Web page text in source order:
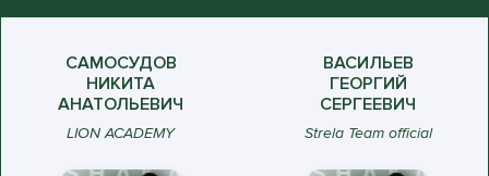
САМОСУДОВ
НИКИТА
АНАТОЛЬЕВИЧ
LION ACADEMY
ВАСИЛЬЕВ
ГЕОРГИЙ
СЕРГЕЕВИЧ
Strela Team official